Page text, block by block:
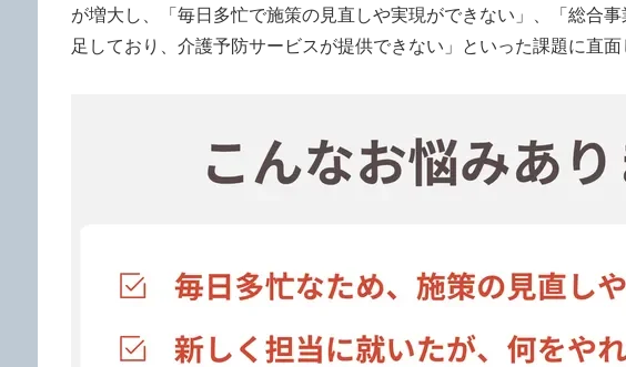
が増大し、「毎日多忙で施策の見直しや実現ができない」、「総合
足しており、介護予防サービスが提供できない」といった課題に直面